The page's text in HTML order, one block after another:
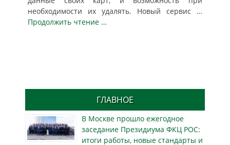
необходимости их удалять. Новый сервис …
Продолжить чтение …
ГЛАВНОЕ
В Москве прошло ежегодное
заседание Президиума ФКЦ РОС:
итоги работы, новые стандарты и